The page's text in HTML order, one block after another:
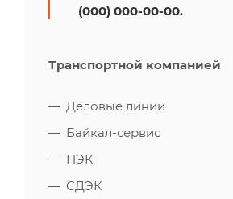
(000) 000-00-00.
Транспортной компанией
Деловые линии
Байкал-сервис
ПЭК
СДЭК